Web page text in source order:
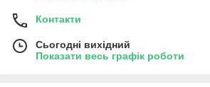
Контакти
Сьогодні вихідний
Показати весь графік роботи